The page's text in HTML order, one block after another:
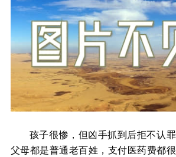
孩子很惨，但凶手抓到后拒不认
父母都是普通老百姓，支付医药费都